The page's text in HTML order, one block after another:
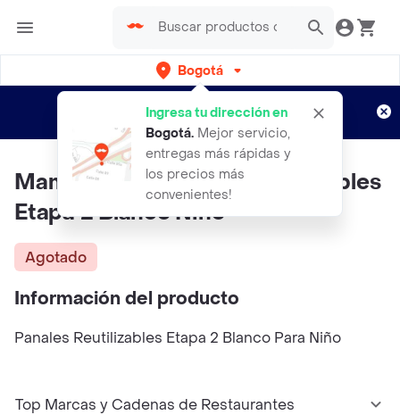
Bogotá
Ingresa tu dirección en
Bogotá. Mejor servicio,
entregas más rápidas y
los precios más
convenientes!
envíos gratis por semanas
Aplican TyC
Mamá Ganso Panales Reutilizables
Etapa 2 Blanco Nino
Agotado
Información del producto
Panales Reutilizables Etapa 2 Blanco Para Niño
Top Marcas y Cadenas de Restaurantes